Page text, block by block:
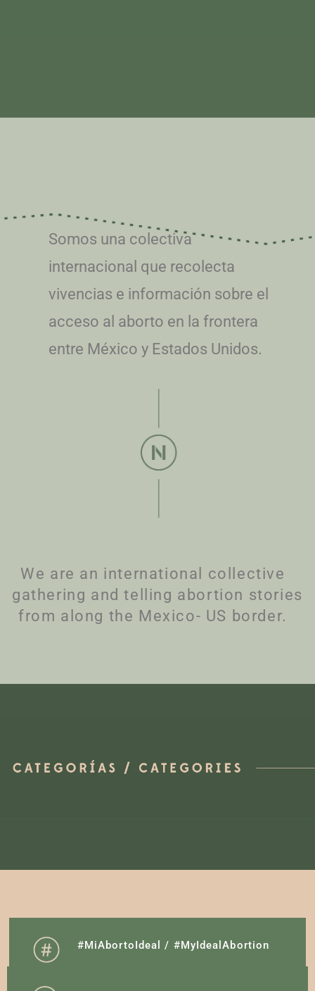
Somos una colectiva
internacional que recolecta
vivencias e información sobre el
acceso al aborto en la frontera
entre México y Estados Unidos.
We are an international collective
gathering and telling abortion stories
from along the Mexico- US border.
#MiAbortoIdeal / #MyIdealAbortion